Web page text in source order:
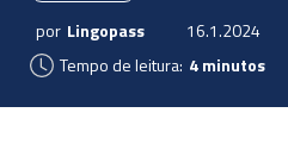
por Lingopass
16.1.2024
Tempo de leitura: 4 minutos